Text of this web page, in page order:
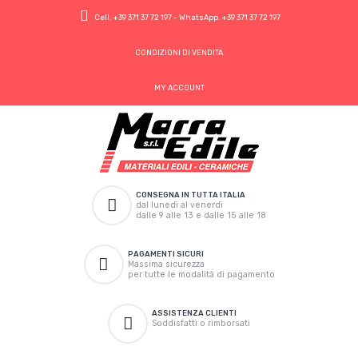
Cell. +39 371 37 72 197- WhatsApp. +39 371 37 72 197
CONDIZIONI DI VENDITA
MY ACCOUNT
CONSEGNA IN TUTTA ITALIA
dal lunedì al venerdì
dalle 9 alle 13 e dalle 15 alle 18
PAGAMENTI SICURI
Massima sicurezza
per tutte le modalità di pagamento
ASSISTENZA CLIENTI
Soddisfatti o rimborsati